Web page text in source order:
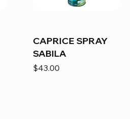
CAPRICE SPRAY
SABILA
Precio
$43.00